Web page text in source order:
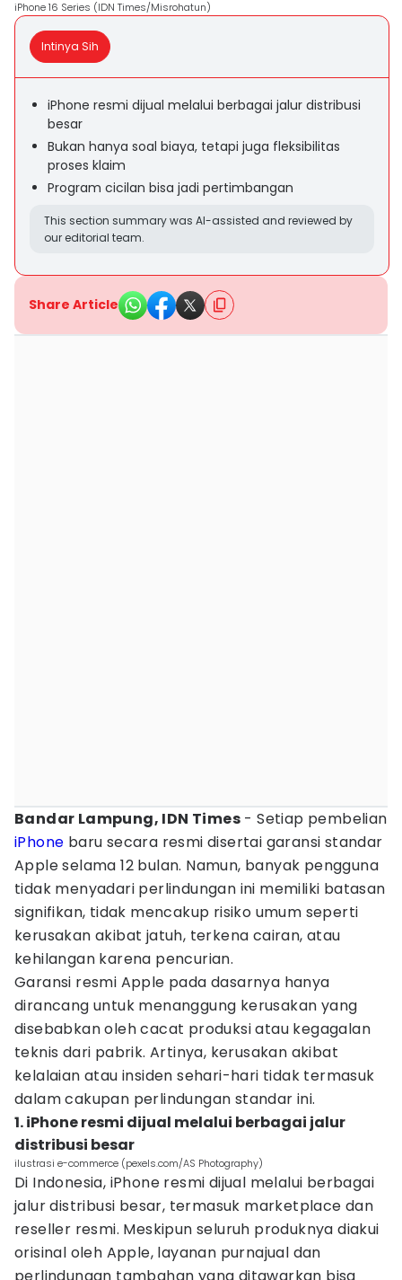
iPhone 16 Series (IDN Times/Misrohatun)
Intinya Sih
iPhone resmi dijual melalui berbagai jalur distribusi
besar
Bukan hanya soal biaya, tetapi juga fleksibilitas
proses klaim
Program cicilan bisa jadi pertimbangan
This section summary was AI-assisted and reviewed by
our editorial team.
Share Article
Bandar Lampung, IDN Times - Setiap pembelian
iPhone baru secara resmi disertai garansi standar
Apple selama 12 bulan. Namun, banyak pengguna
tidak menyadari perlindungan ini memiliki batasan
signifikan, tidak mencakup risiko umum seperti
kerusakan akibat jatuh, terkena cairan, atau
kehilangan karena pencurian.
Garansi resmi Apple pada dasarnya hanya
dirancang untuk menanggung kerusakan yang
disebabkan oleh cacat produksi atau kegagalan
teknis dari pabrik. Artinya, kerusakan akibat
kelalaian atau insiden sehari-hari tidak termasuk
dalam cakupan perlindungan standar ini.
1. iPhone resmi dijual melalui berbagai jalur
distribusi besar
ilustrasi e-commerce (pexels.com/AS Photography)
Di Indonesia, iPhone resmi dijual melalui berbagai
jalur distribusi besar, termasuk marketplace dan
reseller resmi. Meskipun seluruh produknya diakui
orisinal oleh Apple, layanan purnajual dan